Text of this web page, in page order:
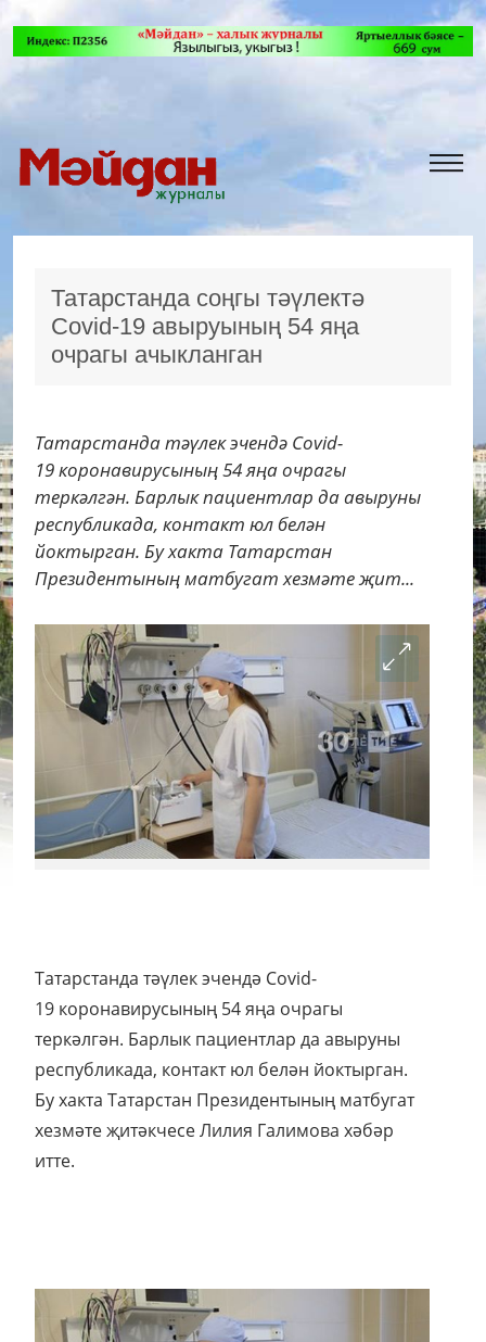
Татарстанда соңгы тәүлектә
Covid-19 авыруының 54 яңа
очрагы ачыкланган
Татарстанда тәүлек эчендә Covid-
19 коронавирусының 54 яңа очрагы
теркәлгән. Барлык пациентлар да авыруны
республикада, контакт юл белән
йоктырган. Бу хакта Татарстан
Президентының матбугат хезмәте җит...
Татарстанда тәүлек эчендә Covid-
19 коронавирусының 54 яңа очрагы
теркәлгән. Барлык пациентлар да авыруны
республикада, контакт юл белән йоктырган.
Бу хакта Татарстан Президентының матбугат
хезмәте җитәкчесе Лилия Галимова хәбәр
итте.